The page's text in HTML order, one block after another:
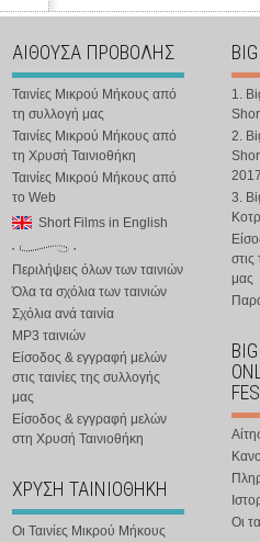
ΑΙΘΟΥΣΑ ΠΡΟΒΟΛΗΣ
Ταινίες Μικρού Μήκους από
τη συλλογή μας
Ταινίες Μικρού Μήκους από
τη Χρυσή Ταινιοθήκη
Ταινίες Μικρού Μήκους από
το Web
Short Films in English
Περιλήψεις όλων των ταινιών
Όλα τα σχόλια των ταινιών
Σχόλια ανά ταινία
MP3 ταινιών
Είσοδος & εγγραφή μελών
στις ταινίες της συλλογής
μας
Είσοδος & εγγραφή μελών
στη Χρυσή Ταινιοθήκη
ΧΡΥΣΗ ΤΑΙΝΙΟΘΗΚΗ
Οι Ταινίες Μικρού Μήκους
1.
2.
3.
στις
μας
Οι